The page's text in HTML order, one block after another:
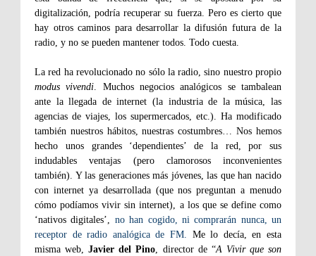
digitalización, podría recuperar su fuerza. Pero es cierto que
hay otros caminos para desarrollar la difusión futura de la
radio, y no se pueden mantener todos. Todo cuesta.
La red ha revolucionado no sólo la radio, sino nuestro propio
modus vivendi. Muchos negocios analógicos se tambalean
ante la llegada de internet (la industria de la música, las
agencias de viajes, los supermercados, etc.). Ha modificado
también nuestros hábitos, nuestras costumbres… Nos hemos
hecho unos grandes ‘dependientes’ de la red, por sus
indudables ventajas (pero clamorosos inconvenientes
también). Y las generaciones más jóvenes, las que han nacido
con internet ya desarrollada (que nos preguntan a menudo
cómo podíamos vivir sin internet), a los que se define como
‘nativos digitales’, no han cogido, ni comprarán nunca, un
receptor de radio analógica de FM. Me lo decía, en esta
misma web,Javier del Pino, director de “A Vivir que son